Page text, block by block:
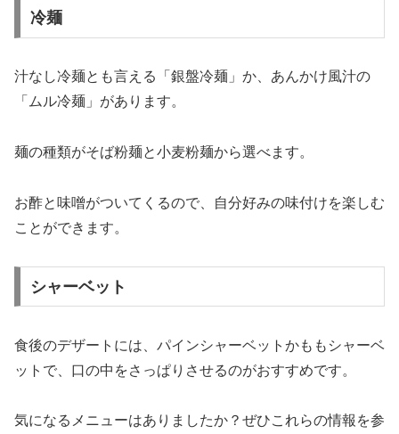
冷麺
汁なし冷麺とも言える「銀盤冷麺」か、あんかけ風汁の
「ムル冷麺」があります。
麺の種類がそば粉麺と小麦粉麺から選べます。
お酢と味噌がついてくるので、自分好みの味付けを楽しむ
ことができます。
シャーベット
食後のデザートには、パインシャーベットかももシャーベ
ットで、口の中をさっぱりさせるのがおすすめです。
気になるメニューはありましたか？ぜひこれらの情報を参